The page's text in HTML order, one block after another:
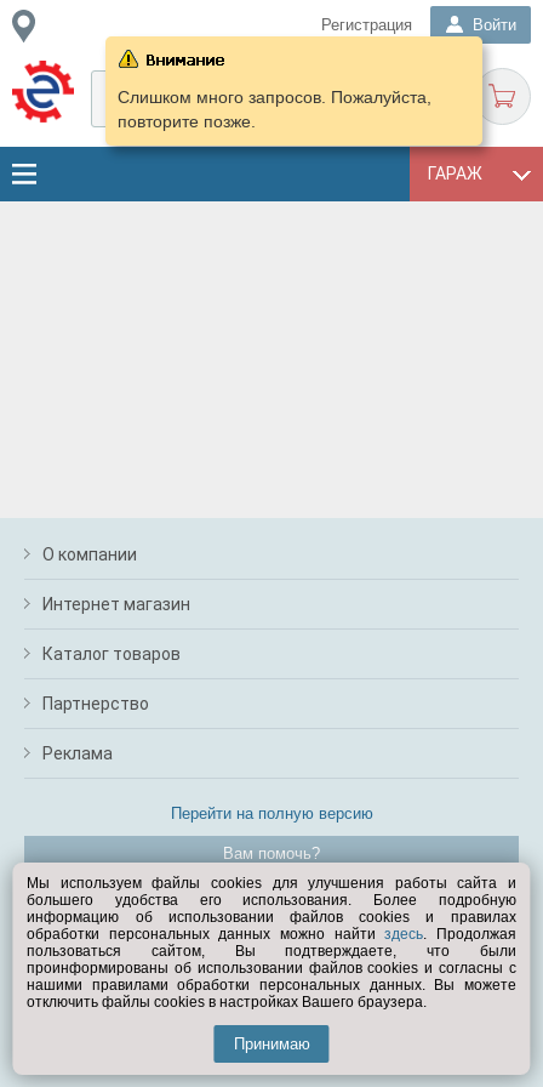
Регистрация Войти
ГАРАЖ
Слишком много запросов. Пожалуйста,
повторите позже.
О компании
Интернет магазин
Каталог товаров
Партнерство
Реклама
Перейти на полную версию
Вам помочь?
© Exist.ru 1998—2026
Мы используем файлы cookies для улучшения работы сайта и
большего удобства его использования. Более подробную
информацию об использовании файлов cookies и правилах
обработки персональных данных можно найтиздесь. Продолжая
пользоваться сайтом, Вы подтверждаете, что были
проинформированы об использовании файлов cookies и согласны с
нашими правилами обработки персональных данных. Вы можете
отключить файлы cookies в настройках Вашего браузера.
Принимаю